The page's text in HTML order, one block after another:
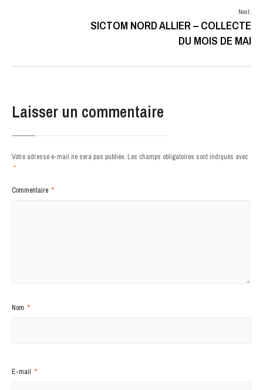
Next:
SICTOM NORD ALLIER – COLLECTE
DU MOIS DE MAI
Laisser un commentaire
Votre adresse e-mail ne sera pas publiée. Les champs obligatoires sont indiqués avec
*
Commentaire *
Nom *
E-mail *